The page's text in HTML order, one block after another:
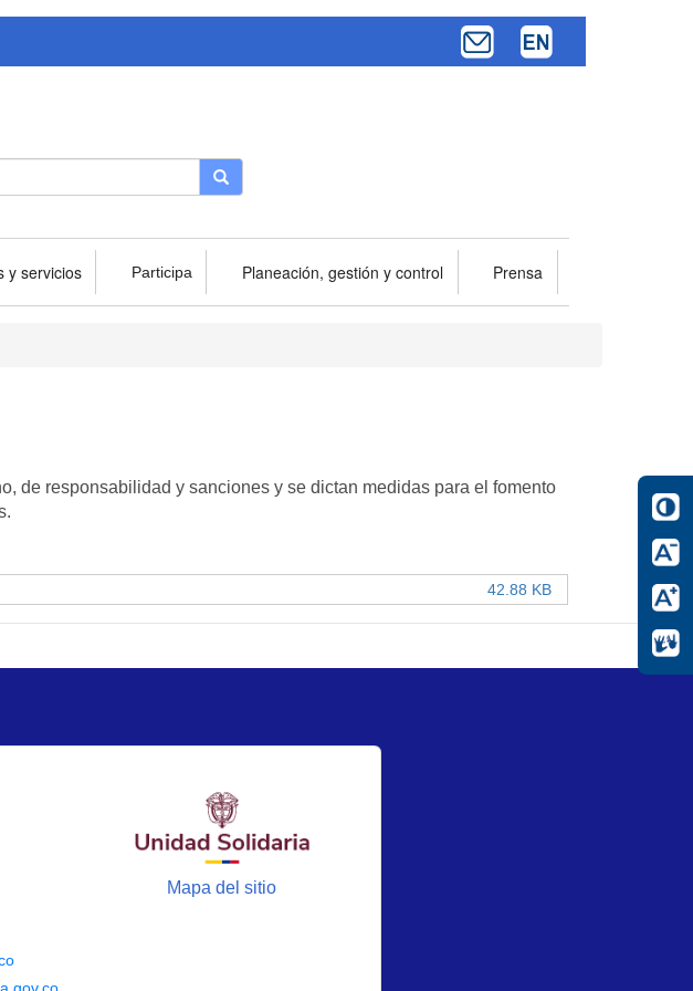
Buscar
y servicios Participa Planeación, gestión y control Prensa
de responsabilidad y sanciones y se dictan medidas para el fomento
42.88 KB
Mapa del sitio